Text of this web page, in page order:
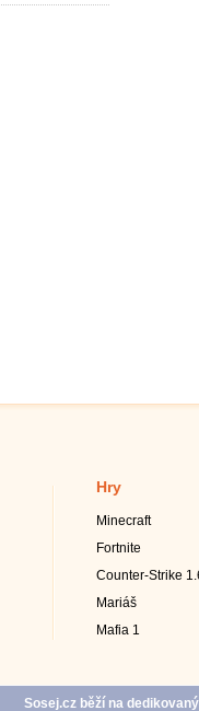
Hry
Minecraft
Fortnite
Counter-Strike
Mariáš
Mafia 1
Sosej.cz běží na